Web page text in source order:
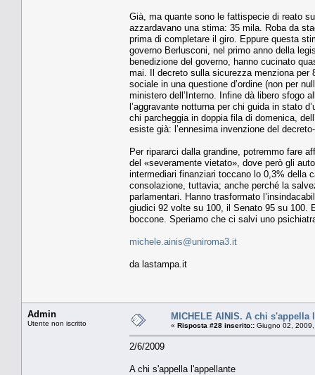
Già, ma quante sono le fattispecie di reato
azzardavano una stima: 35 mila. Roba da
prima di completare il giro. Eppure questa
governo Berlusconi, nel primo anno della
benedizione del governo, hanno cucinato
mai. Il decreto sulla sicurezza menziona per
sociale in una questione d’ordine (non per
ministero dell’Interno. Infine dà libero sfogo
l’aggravante notturna per chi guida in stato
chi parcheggia in doppia fila di domenica,
esiste già: l’ennesima invenzione del
Per ripararci dalla grandine, potremmo fare
del «severamente vietato», dove però gli
intermediari finanziari toccano lo 0,3% della
consolazione, tuttavia; anche perché la
parlamentari. Hanno trasformato
giudici 92 volte su 100, il Senato 95 su 100.
boccone. Speriamo che ci salvi uno
michele.ainis@uniroma3.it
da lastampa.it
Admin
Utente non iscritto
MICHELE AINIS. A chi s'appella
« Risposta #28 inserito:: Giugno 02,
2/6/2009
A chi s'appella l'appellante